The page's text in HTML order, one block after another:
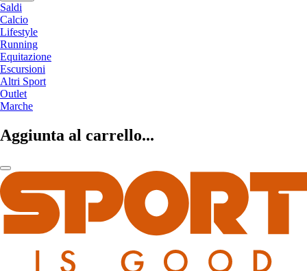
Saldi
Calcio
Lifestyle
Running
Equitazione
Escursioni
Altri Sport
Outlet
Marche
Aggiunta al carrello...